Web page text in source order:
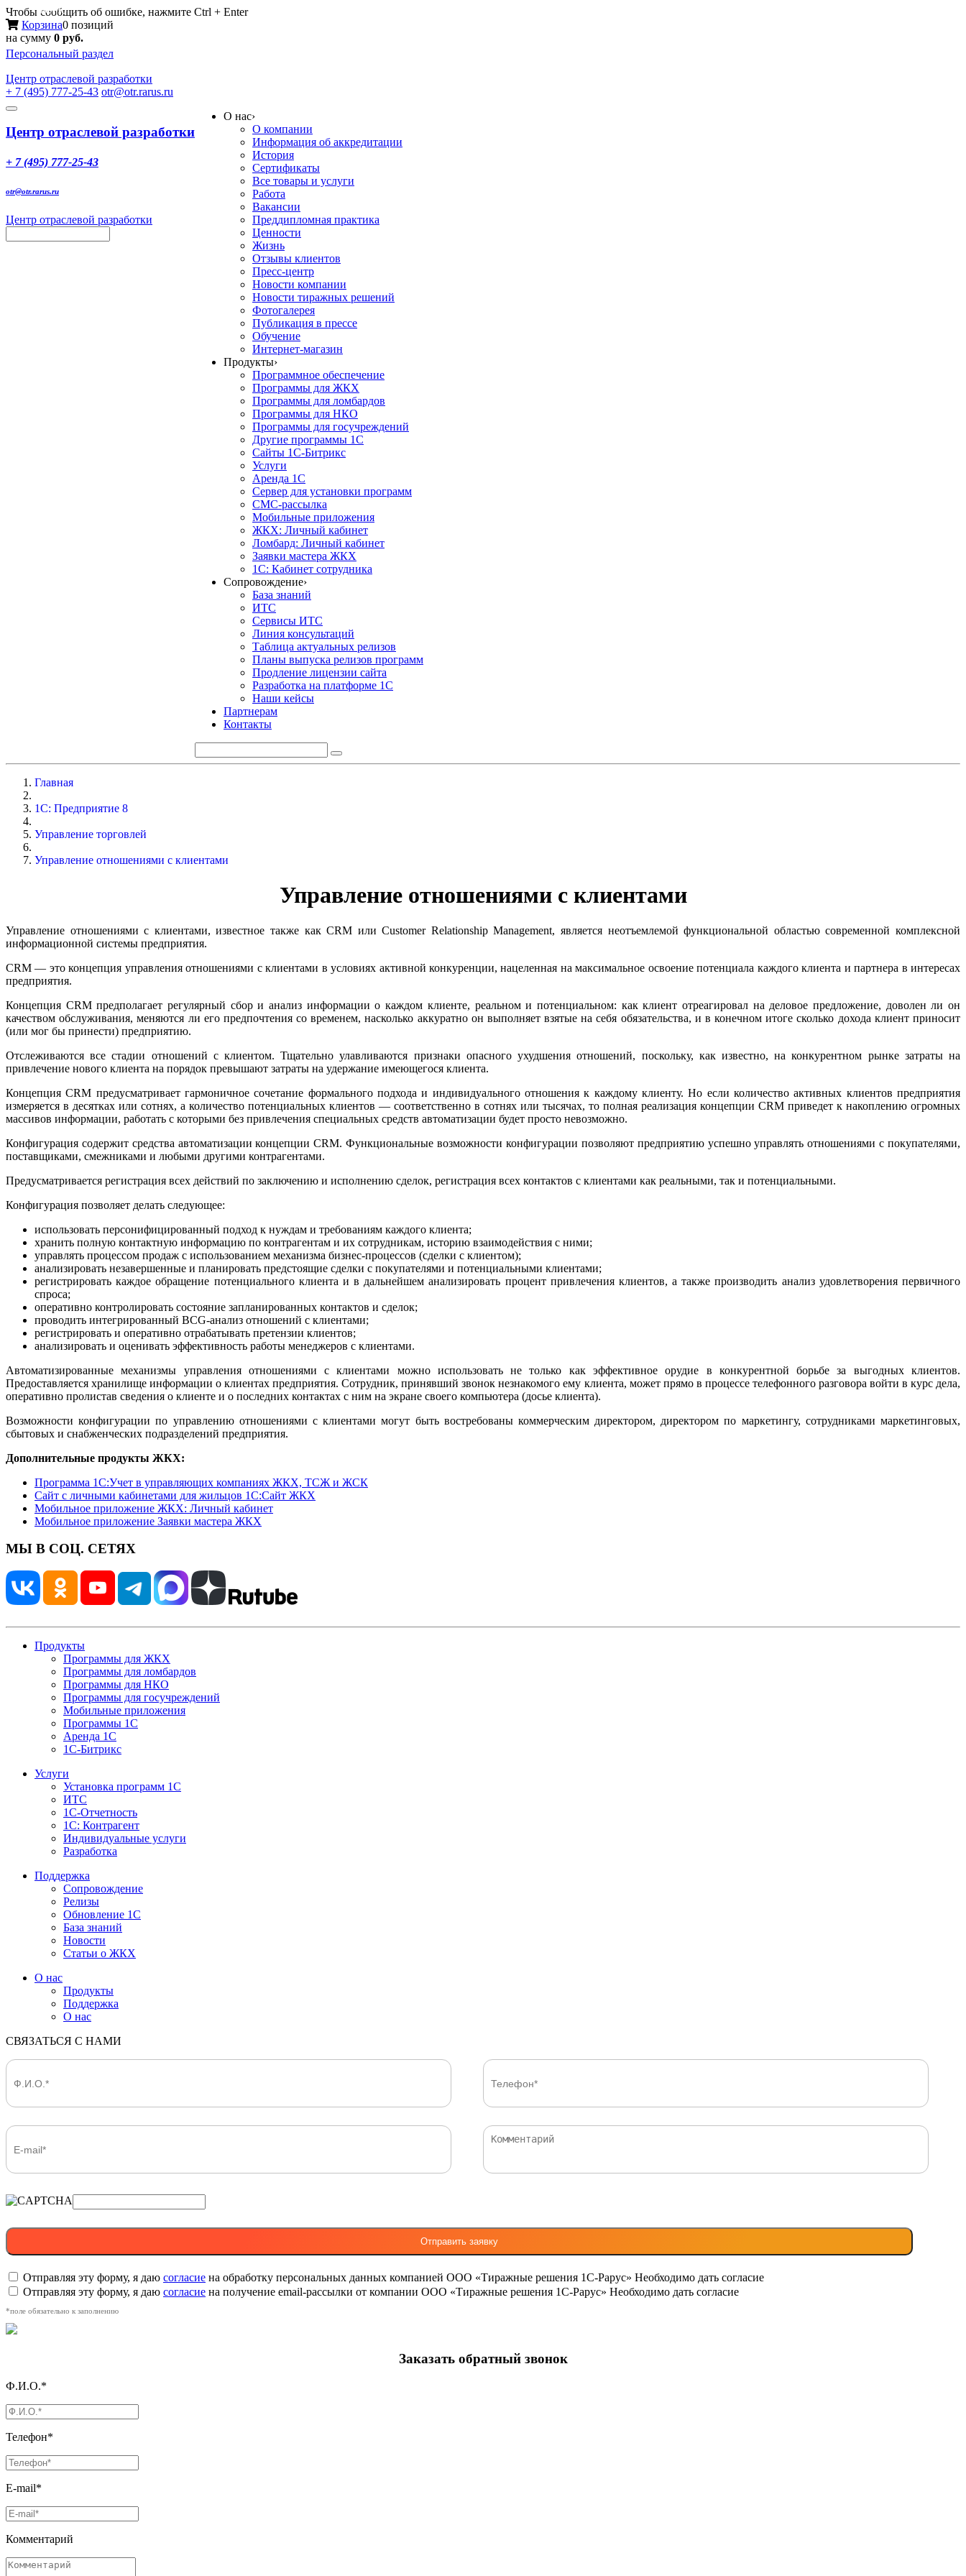
Чтобы сообщить об ошибке, нажмите Ctrl + Enter
Корзина0 позиций
на сумму 0 руб.
Персональный раздел
Центр отраслевой разработки
+ 7 (495) 777-25-43 otr@otr.rarus.ru
Toggle
Меню
Центр отраслевой разработки
+ 7 (495) 777-25-43
otr@otr.rarus.ru
Центр отраслевой разработки
О нас›
О компании
Информация об аккредитации
История
Сертификаты
Все товары и услуги
Работа
Вакансии
Преддипломная практика
Ценности
Жизнь
Отзывы клиентов
Пресс-центр
Новости компании
Новости тиражных решений
Фотогалерея
Публикация в прессе
Обучение
Интернет-магазин
Продукты›
Программное обеспечение
Программы для ЖКХ
Программы для ломбардов
Программы для НКО
Программы для госучреждений
Другие программы 1С
Сайты 1С-Битрикс
Услуги
Аренда 1С
Сервер для установки программ
СМС-рассылка
Мобильные приложения
ЖКХ: Личный кабинет
Ломбард: Личный кабинет
Заявки мастера ЖКХ
1С: Кабинет сотрудника
Сопровождение›
База знаний
ИТС
Сервисы ИТС
Линия консультаций
Таблица актуальных релизов
Планы выпуска релизов программ
Продление лицензии сайта
Разработка на платформе 1С
Наши кейсы
Партнерам
Контакты
Главная
1С: Предприятие 8
Управление торговлей
Управление отношениями с клиентами
Управление отношениями с клиентами
Управление отношениями с клиентами, известное также как CRM или Customer Relationship Management, является неотъемлемой функциональной областью современной комплексной
информационной системы предприятия.
CRM — это концепция управления отношениями с клиентами в условиях активной конкуренции, нацеленная на максимальное освоение потенциала каждого клиента и партнера в интересах
предприятия.
Концепция CRM предполагает регулярный сбор и анализ информации о каждом клиенте, реальном и потенциальном: как клиент отреагировал на деловое предложение, доволен ли он
качеством обслуживания, меняются ли его предпочтения со временем, насколько аккуратно он выполняет взятые на себя обязательства, и в конечном итоге сколько дохода клиент приносит
(или мог бы принести) предприятию.
Отслеживаются все стадии отношений с клиентом. Тщательно улавливаются признаки опасного ухудшения отношений, поскольку, как известно, на конкурентном рынке затраты на
привлечение нового клиента на порядок превышают затраты на удержание имеющегося клиента.
Концепция CRM предусматривает гармоничное сочетание формального подхода и индивидуального отношения к каждому клиенту. Но если количество активных клиентов предприятия
измеряется в десятках или сотнях, а количество потенциальных клиентов — соответственно в сотнях или тысячах, то полная реализация концепции CRM приведет к накоплению огромных
массивов информации, работать с которыми без привлечения специальных средств автоматизации будет просто невозможно.
Конфигурация содержит средства автоматизации концепции CRM. Функциональные возможности конфигурации позволяют предприятию успешно управлять отношениями с покупателями,
поставщиками, смежниками и любыми другими контрагентами.
Предусматривается регистрация всех действий по заключению и исполнению сделок, регистрация всех контактов с клиентами как реальными, так и потенциальными.
Конфигурация позволяет делать следующее:
использовать персонифицированный подход к нуждам и требованиям каждого клиента;
хранить полную контактную информацию по контрагентам и их сотрудникам, историю взаимодействия с ними;
управлять процессом продаж с использованием механизма бизнес-процессов (сделки с клиентом);
анализировать незавершенные и планировать предстоящие сделки с покупателями и потенциальными клиентами;
регистрировать каждое обращение потенциального клиента и в дальнейшем анализировать процент привлечения клиентов, а также производить анализ удовлетворения первичного
спроса;
оперативно контролировать состояние запланированных контактов и сделок;
проводить интегрированный BCG-анализ отношений с клиентами;
регистрировать и оперативно отрабатывать претензии клиентов;
анализировать и оценивать эффективность работы менеджеров с клиентами.
Автоматизированные механизмы управления отношениями с клиентами можно использовать не только как эффективное орудие в конкурентной борьбе за выгодных клиентов.
Предоставляется хранилище информации о клиентах предприятия. Сотрудник, принявший звонок незнакомого ему клиента, может прямо в процессе телефонного разговора войти в курс дела,
оперативно пролистав сведения о клиенте и о последних контактах с ним на экране своего компьютера (досье клиента).
Возможности конфигурации по управлению отношениями с клиентами могут быть востребованы коммерческим директором, директором по маркетингу, сотрудниками маркетинговых,
сбытовых и снабженческих подразделений предприятия.
Дополнительные продукты ЖКХ:
Программа 1C:Учет в управляющих компаниях ЖКХ, ТСЖ и ЖСК
Сайт с личными кабинетами для жильцов 1С:Сайт ЖКХ
Мобильное приложение ЖКХ: Личный кабинет
Мобильное приложение Заявки мастера ЖКХ
МЫ В СОЦ. СЕТЯХ
Продукты
Программы для ЖКХ
Программы для ломбардов
Программы для НКО
Программы для госучреждений
Мобильные приложения
Программы 1С
Аренда 1С
1С-Битрикс
Услуги
Установка программ 1С
ИТС
1С-Отчетность
1С: Контрагент
Индивидуальные услуги
Разработка
Поддержка
Сопровождение
Релизы
Обновление 1С
База знаний
Новости
Статьи о ЖКХ
О нас
Продукты
Поддержка
О нас
СВЯЗАТЬСЯ С НАМИ
Отправляя эту форму, я даю согласие на обработку персональных данных компанией ООО «Тиражные решения 1С-Рарус» Необходимо дать согласие
Отправляя эту форму, я даю согласие на получение email-рассылки от компании ООО «Тиражные решения 1С-Рарус» Необходимо дать согласие
*поле обязательно к заполнению
Заказать обратный звонок
Ф.И.О.*
Телефон*
E-mail*
Комментарий